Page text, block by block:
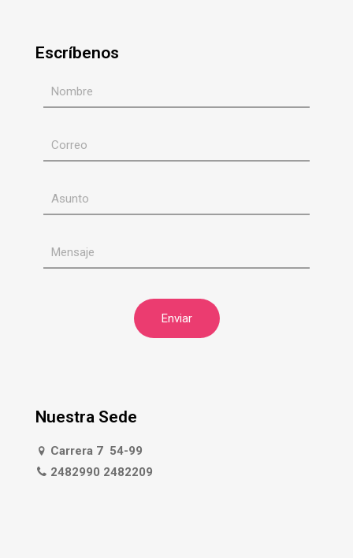
Escríbenos
Nuestra Sede
Carrera 7 54-99
2482990 2482209